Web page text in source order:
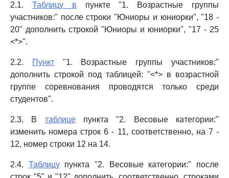
2.1. Таблицу в пункте "1. Возрастные группы
участников:" после строки "Юниоры и юниорки", "18 -
20" дополнить строкой "Юниоры и юниорки", "17 - 25
<*>".
2.2. Пункт"1. Возрастные группы участников:"
дополнить строкой под таблицей: "<*> в возрастной
группе соревнования проводятся только среди
студентов".
2.3. В таблицепункта "2. Весовые категории:"
изменить номера строк 6 - 11, соответственно, на 7 -
12, номер строки 12 на 14.
2.4. Таблицупункта "2. Весовые категории:" после